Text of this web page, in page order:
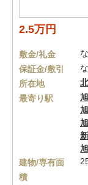
2.5万円
敷金/礼金
保証金/敷引
所在地
最寄り駅
建物/専有面
積